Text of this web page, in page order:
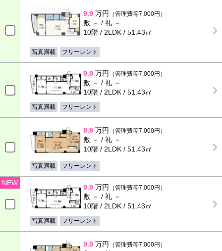
9.9 万円 （管理費等7,000円）
敷 － / 礼 －
10階 / 2LDK / 51.43㎡
写真満載 フリーレント
9.9 万円 （管理費等7,000円）
敷 － / 礼 －
10階 / 2LDK / 51.43㎡
写真満載 フリーレント
9.9 万円 （管理費等7,000円）
敷 － / 礼 －
10階 / 2LDK / 51.43㎡
写真満載 フリーレント
NEW
9.9 万円 （管理費等7,000円）
敷 － / 礼 －
10階 / 2LDK / 51.43㎡
写真満載 フリーレント
9.9 万円 （管理費等7,000円）